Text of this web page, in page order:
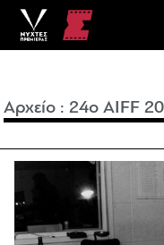
Αρχείο :24o AIFF